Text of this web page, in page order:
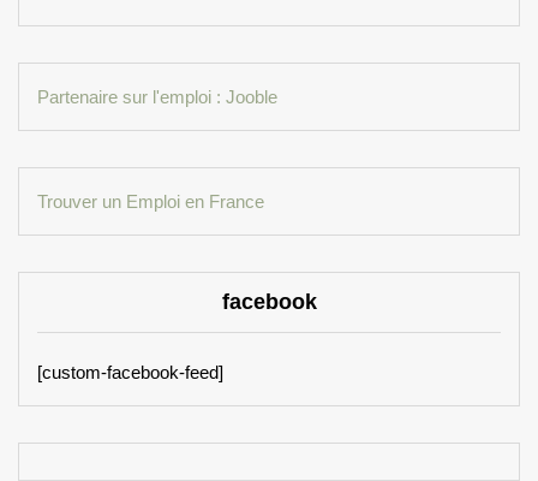
Partenaire sur l'emploi : Jooble
Trouver un Emploi en France
facebook
[custom-facebook-feed]